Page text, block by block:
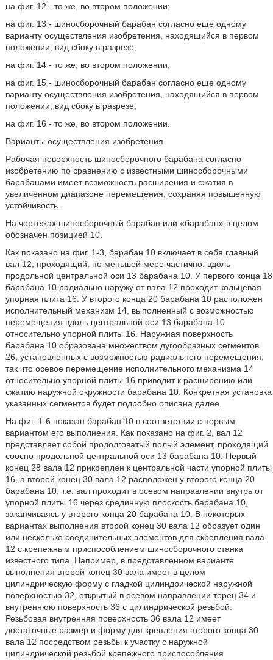
на фиг. 12 - то же, во втором положении;
на фиг. 13 - шиносборочный барабан согласно еще одному
варианту осуществления изобретения, находящийся в первом
положении, вид сбоку в разрезе;
на фиг. 14 - то же, во втором положении;
на фиг. 15 - шиносборочный барабан согласно еще одному
варианту осуществления изобретения, находящийся в первом
положении, вид сбоку в разрезе;
на фиг. 16 - то же, во втором положении.
Варианты осуществления изобретения
Рабочая поверхность шиносборочного барабана согласно
изобретению по сравнению с известными шиносборочными
барабанами имеет возможность расширения и сжатия в
увеличенном диапазоне перемещения, сохраняя повышенную
устойчивость.
На чертежах шиносборочный барабан или «барабан» в целом
обозначен позицией 10.
Как показано на фиг. 1-3, барабан 10 включает в себя главный
вал 12, проходящий, по меньшей мере частично, вдоль
продольной центральной оси 13 барабана 10. У первого конца 18
барабана 10 радиально наружу от вала 12 проходит кольцевая
упорная плита 16. У второго конца 20 барабана 10 расположен
исполнительный механизм 14, выполненный с возможностью
перемещения вдоль центральной оси 13 барабана 10
относительно упорной плиты 16. Наружная поверхность
барабана 10 образована множеством дугообразных сегментов
26, установленных с возможностью радиального перемещения,
так что осевое перемещение исполнительного механизма 14
относительно упорной плиты 16 приводит к расширению или
сжатию наружной окружности барабана 10. Конкретная установка
указанных сегментов будет подробно описана далее.
На фиг. 1-6 показан барабан 10 в соответствии с первым
вариантом его выполнения. Как показано на фиг. 2, вал 12
представляет собой продолговатый полый элемент, проходящий
соосно продольной центральной оси 13 барабана 10. Первый
конец 28 вала 12 прикреплен к центральной части упорной плиты
16, а второй конец 30 вала 12 расположен у второго конца 20
барабана 10, т.е. вал проходит в осевом направлении внутрь от
упорной плиты 16 через срединную плоскость барабана 10,
заканчиваясь у второго конца 20 барабана 10. В некоторых
вариантах выполнения второй конец 30 вала 12 образует один
или несколько соединительных элементов для скрепления вала
12 с крепежным приспособлением шиносборочного станка
известного типа. Например, в представленном варианте
выполнения второй конец 30 вала имеет в целом
цилиндрическую форму с гладкой цилиндрической наружной
поверхностью 32, открытый в осевом направлении торец 34 и
внутреннюю поверхность 36 с цилиндрической резьбой.
Резьбовая внутренняя поверхность 36 вала 12 имеет
достаточные размер и форму для крепления второго конца 30
вала 12 посредством резьбы к участку с наружной
цилиндрической резьбой крепежного приспособления